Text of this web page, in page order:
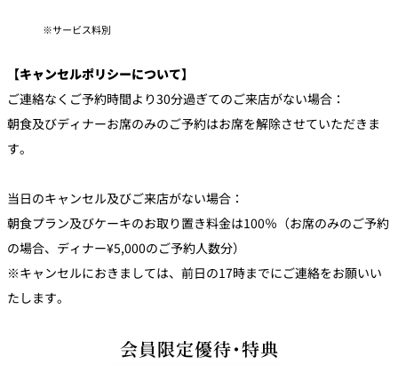
サービス料別
【キャンセルポリシーについて】
ご連絡なくご予約時間より30分過ぎてのご来店がない場合：
朝食及びディナーお席のみのご予約はお席を解除させていただきま
す。
当日のキャンセル及びご来店がない場合：
朝食プラン及びケーキのお取り置き料金は100％（お席のみのご予約
の場合、ディナー¥5,000のご予約人数分）
※キャンセルにおきましては、前日の17時までにご連絡をお願いい
たします。
会員限定優待・特典